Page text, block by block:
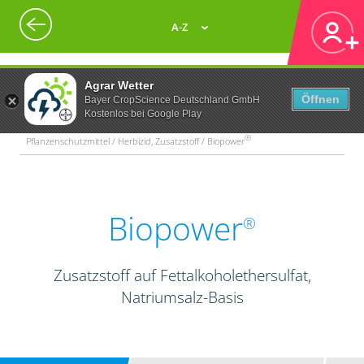
Agrar Wetter
Bayer CropScience Deutschland GmbH
Kostenlos bei Google Play
Öffnen
A-Z
Pflanzenschutzmittel / Herbizid, Zusatzstoff / Biopower®
Biopower®
Zusatzstoff auf Fettalkoholethersulfat,
Natriumsalz-Basis